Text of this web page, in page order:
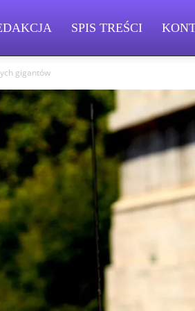
SPIS TREŚCI
gigantów